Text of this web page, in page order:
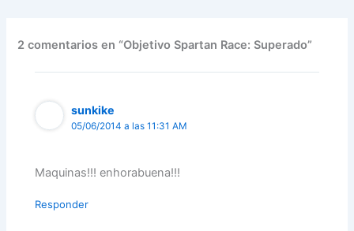
2 comentarios en “Objetivo Spartan Race: Superado”
sunkike
05/06/2014 a las 11:31 AM
Maquinas!!! enhorabuena!!!
Responder